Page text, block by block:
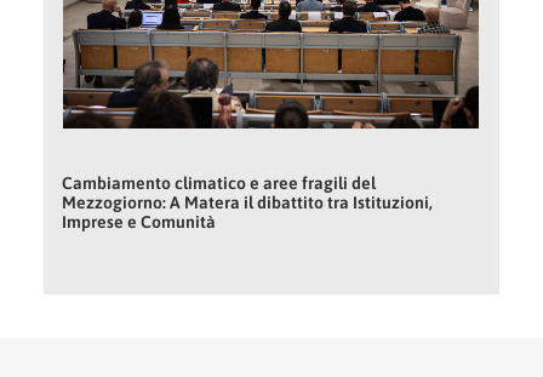
Cambiamento climatico e aree fragili del
Mezzogiorno: A Matera il dibattito tra Istituzioni,
Imprese e Comunità